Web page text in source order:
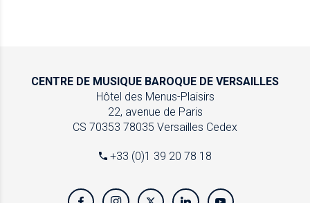
CENTRE DE MUSIQUE BAROQUE DE VERSAILLES
Hôtel des Menus-Plaisirs
22, avenue de Paris
CS 70353 78035 Versailles Cedex
+33 (0)1 39 20 78 18